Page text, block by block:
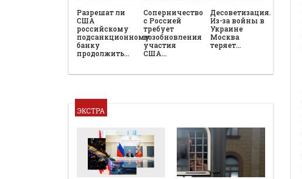
Разрешат ли
США
российскому
подсанкционному
банку
продолжить…
Соперничество
с Россией
требует
возобновления
участия
США…
Десоветизация.
Из-за войны в
Украине
Москва
теряет…
ЭКСТРА